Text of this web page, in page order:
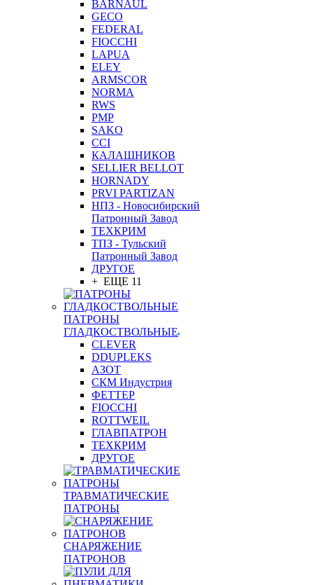
BARNAUL
GEСO
FEDERAL
FIOCCHI
LAPUA
ELEY
ARMSCOR
NORMA
RWS
PMP
SAKO
CCI
КАЛАШНИКОВ
SELLIER BELLOT
HORNADY
PRVI PARTIZAN
НПЗ - Новосибирский
Патронный Завод
ТЕХКРИМ
ТПЗ - Тульский
Патронный Завод
ДРУГОЕ
+ ЕЩЕ 11
ПАТРОНЫ
ГЛАДКОСТВОЛЬНЫЕ
CLEVER
DDUPLEKS
АЗОТ
СКМ Индустрия
ФЕТТЕР
FIOCCHI
ROTTWEIL
ГЛАВПАТРОН
ТЕХКРИМ
ДРУГОЕ
ТРАВМАТИЧЕСКИЕ
ПАТРОНЫ
СНАРЯЖЕНИЕ
ПАТРОНОВ